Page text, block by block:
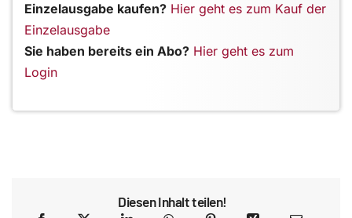
Einzelausgabe kaufen? Hier geht es zum Kauf der
Einzelausgabe
Sie haben bereits ein Abo? Hier geht es zum
Login
Diesen Inhalt teilen!